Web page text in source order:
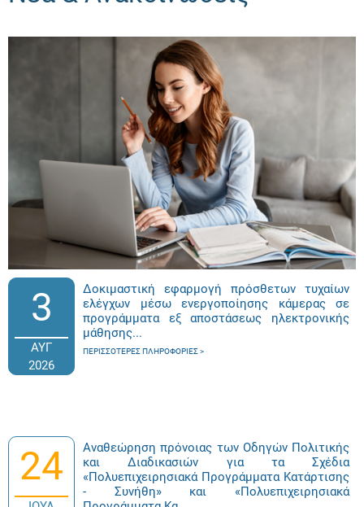
3
ΑΥΓ
2026
Δοκιμαστική εφαρμογή πρόσθετων τυχαίων
ελέγχων μέσω ενεργοποίησης κάμερας σε
προγράμματα εξ αποστάσεως ηλεκτρονικής
μάθησης...
ΠΕΡΙΣΣΌΤΕΡΕΣ ΠΛΗΡΟΦΟΡΊΕΣ
24
Αναθεώρηση πρόνοιας των Οδηγών Πολιτικής
και Διαδικασιών για τα Σχέδια
«Πολυεπιχειρησιακά Προγράμματα Κατάρτισης
- Συνήθη» και «Πολυεπιχειρησιακά